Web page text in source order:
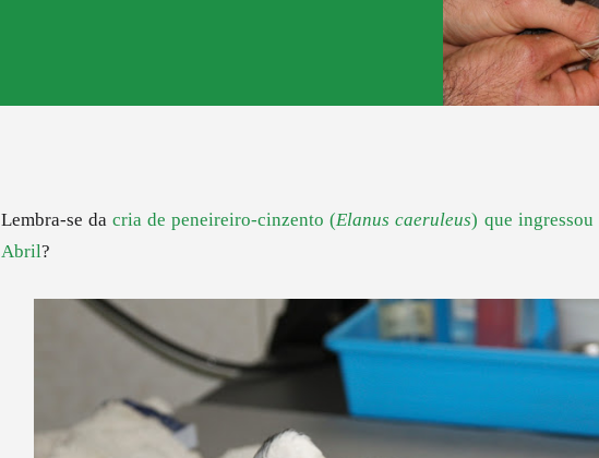
Lembra-se dacria de peneireiro-cinzento (Elanus caeruleus) que
Abril?